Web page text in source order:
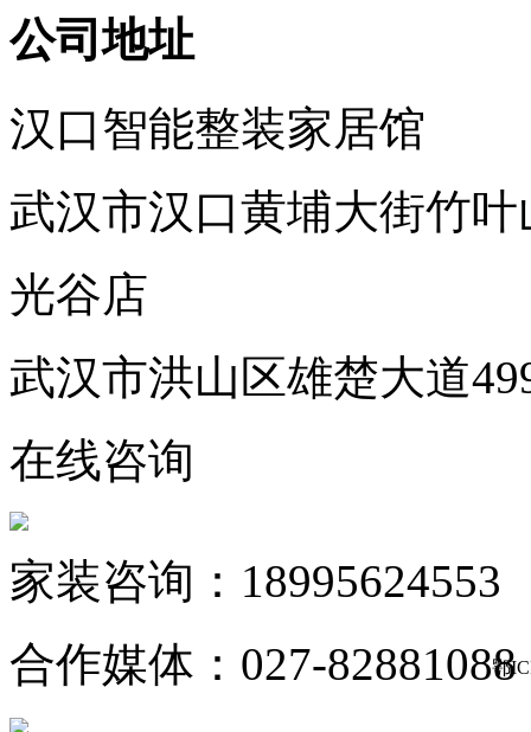
公司地址
汉口智能整装家居馆
武汉市汉口黄埔大街竹
光谷店
武汉市洪山区雄楚大道
在线咨询
家装咨询：18995624553
合作媒体：027-82881088
鄂